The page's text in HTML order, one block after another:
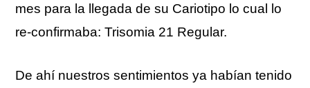
mes para la llegada de su Cariotipo lo cual lo
re-confirmaba: Trisomia 21 Regular.
De ahí nuestros sentimientos ya habían tenido